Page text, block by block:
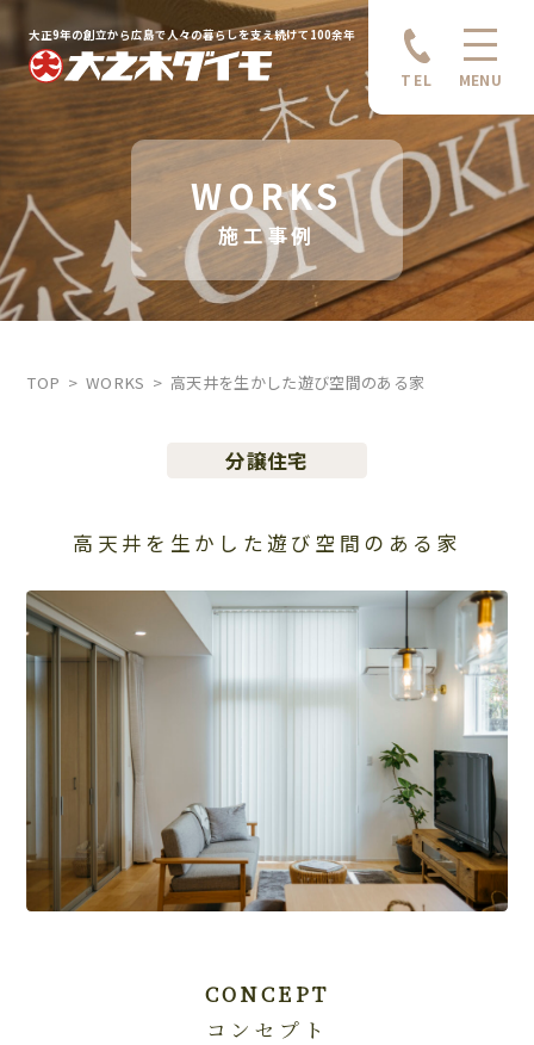
大正9年の創立から広島で人々の暮らしを支え続けて100余年
TEL
WORKS
施工事例
TOP WORKS 高天井を生かした遊び空間のある家
分譲住宅
高天井を生かした遊び空間のある家
CONCEPT
コンセプト
MENU